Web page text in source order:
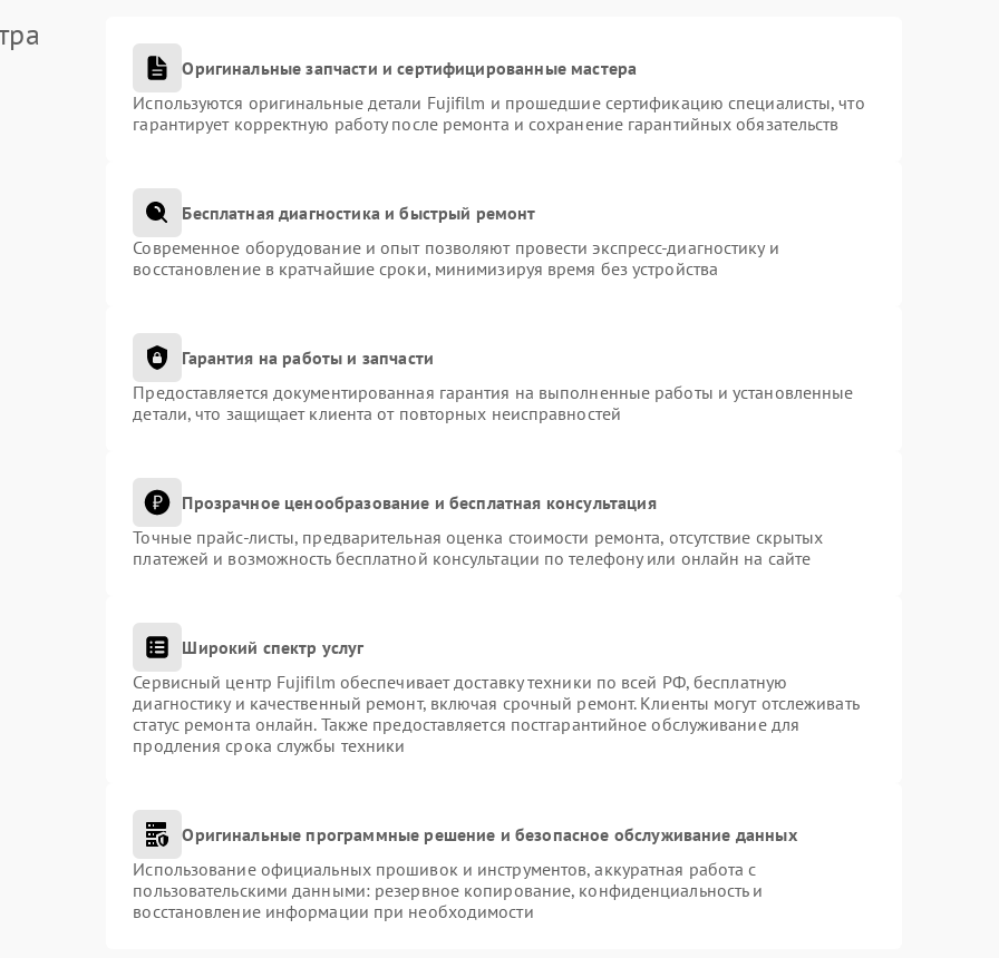
Оригинальные запчасти и сертифицированные мастера
Используются оригинальные детали Fujifilm и прошедшие сертификацию специалисты, что
гарантирует корректную работу после ремонта и сохранение гарантийных обязательств
Бесплатная диагностика и быстрый ремонт
Современное оборудование и опыт позволяют провести экспресс-диагностику и
восстановление в кратчайшие сроки, минимизируя время без устройства
Гарантия на работы и запчасти
Предоставляется документированная гарантия на выполненные работы и установленные
детали, что защищает клиента от повторных неисправностей
Прозрачное ценообразование и бесплатная консультация
Точные прайс-листы, предварительная оценка стоимости ремонта, отсутствие скрытых
платежей и возможность бесплатной консультации по телефону или онлайн на сайте
Широкий спектр услуг
Сервисный центр Fujifilm обеспечивает доставку техники по всей РФ, бесплатную
диагностику и качественный ремонт, включая срочный ремонт. Клиенты могут отслеживать
статус ремонта онлайн. Также предоставляется постгарантийное обслуживание для
продления срока службы техники
Оригинальные программные решение и безопасное обслуживание данных
Использование официальных прошивок и инструментов, аккуратная работа с
пользовательскими данными: резервное копирование, конфиденциальность и
восстановление информации при необходимости